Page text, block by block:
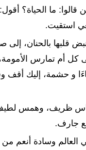
قالوا: ما الحياة؟
استقيت.
قلبها بالحنان، إلى
كل أم تمارس
و حشمة، إليك أقف
ظريف، وهمس
جارف.
العالم وسادة أنعم